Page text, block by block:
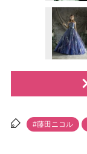
#藤田ニコル